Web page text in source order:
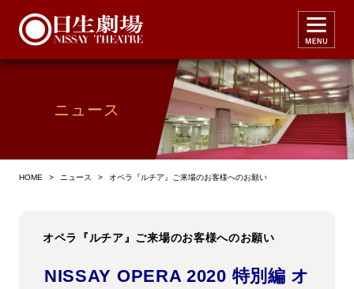
ニュース
HOME > ニュース > オペラ『ルチア』ご来場のお客様へのお願い
オペラ『ルチア』ご来場のお客様へのお願い
NISSAY OPERA 2020 特別編 オ